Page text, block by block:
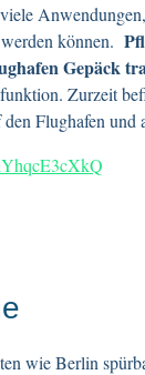
können.
Gepäck
Zurzeit
den Flughafen
wie Berlin